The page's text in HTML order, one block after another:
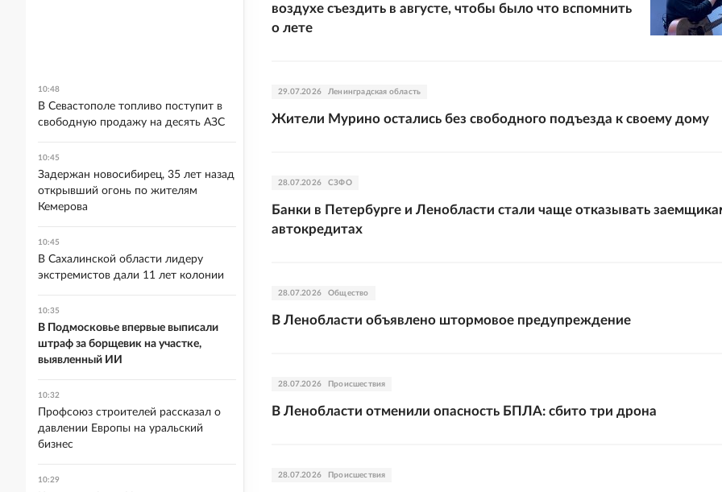
воздухе съездить в августе, чтобы было что вспомнить
о лете
29.07.2026 Ленинградская область
Жители Мурино остались без свободного подъезда к своему дому
28.07.2026 СЗФО
Банки в Петербурге и Ленобласти стали чаще отказывать
автокредитах
28.07.2026 Общество
В Ленобласти объявлено штормовое предупреждение
28.07.2026 Происшествия
В Ленобласти отменили опасность БПЛА: сбито три дрона
28.07.2026 Происшествия
10:48
В Севастополе топливо поступит в
свободную продажу на десять АЗС
10:45
Задержан новосибирец, 35 лет назад
открывший огонь по жителям
Кемерова
10:45
В Сахалинской области лидеру
экстремистов дали 11 лет колонии
10:35
В Подмосковье впервые выписали
штраф за борщевик на участке,
выявленный ИИ
10:32
Профсоюз строителей рассказал о
давлении Европы на уральский
бизнес
10:29